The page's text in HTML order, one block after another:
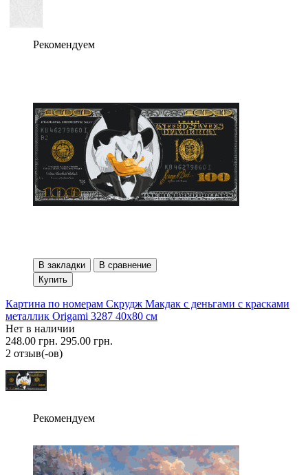
Рекомендуем
В закладки
В сравнение
Купить
Картина по номерам Скрудж Макдак с деньгами с красками
металлик Origami 3287 40x80 см
Нет в наличии
248.00 грн. 295.00 грн.
2 отзыв(-ов)
Рекомендуем